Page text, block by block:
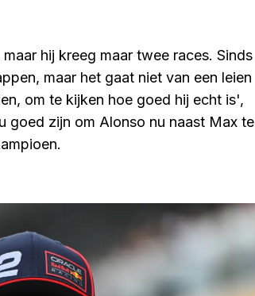
hij kreeg maar twee races. Sinds
maar het gaat niet van een leien
om te kijken hoe goed hij echt is',
goed zijn om Alonso nu naast Max te